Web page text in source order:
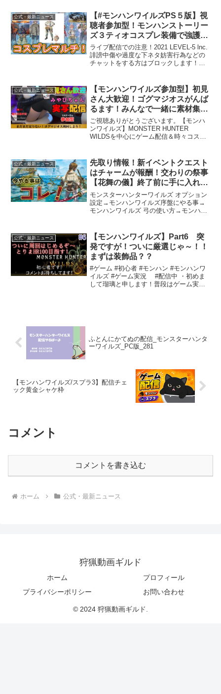
方々雨波えいてる さん / @eiter...
公式・最新ニュース
【#モンハンワイルズPS５版】視
聴者参加型！モンハンストーリー
ズ３ティオコスプレ装備で強護石
出していこうマルチライブ配信！
ライブ配信での注意！2021 LEVEL-5 lnc.
誹謗中傷や過度な下ネタ妨害行為などの
チャットをする方はブロックします！ま
信交換やマルチ行為、対戦などは禁止し
ます！...
公式・最新ニュース
【モンハンワイルズ参加型】初見
さん大歓迎！ゴグマジオスがんば
るます！みんなで一緒に素材集め
ましょう！【PC版 RTX5080】
ご視聴ありがとうございます。【モンハ
ンワイルズ】MONSTER HUNTER
WILDSを中心にゲーム配信＆時々コスプ
ンバー登録用リンク --------------...
公式・最新ニュース
先取り情報！新イベントクエスト
はチャームが報酬！交わりの祭事
【花舞の儀】終了前に手に入れた
い期間限定イベクエの隠し要素ま
とめ【モンハンワイルズ モンス
ターハンターワイルズ】
モンスターハンターワイルズ オプション
設定→モンハンワイルズ序盤にやる事→
モンハンワイルズ 弓の使い方→モンハン
Wildsの新情報の解説・攻略・小ネタ...
公式・最新ニュース
【モンハンワイルズ】Part6 突
発ですが！ついに厳選じゃ～！！
まずは装飾品？？
#ゲーム #初心者 #モンハン #モンハンワ
イルズ #ゲーム実況 #配信中 ・初めま
して瑠璃と申します！普段はゲーム実
ふとんにかてぬの配信_モンスターハンタ
ーワイルズ_PC版_281
【モンハンワイルズ/スプラ3】配信チェ
ック黄金シャケ枠
コメント
コメントを書き込む
ホーム 公式・最新ニュース
狩猟動画ギルド
ホーム
プロフィール
プライバシーポリシー
お問い合わせ
© 2024 狩猟動画ギルド.